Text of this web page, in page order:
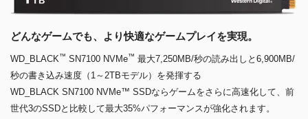
どんなゲームでも、より快適なゲームプレイを実現。
WD_BLACK™ SN7100 NVMe™ 最大7,250MB/秒の読み出しと6,900MB/
秒の書き込み速度（1～2TBモデル）を発揮する
WD_BLACK SN7100 NVMe™ SSDならゲームをさらに高速化して、前
世代3のSSDと比較して最大35%パフォーマンスが強化されます。